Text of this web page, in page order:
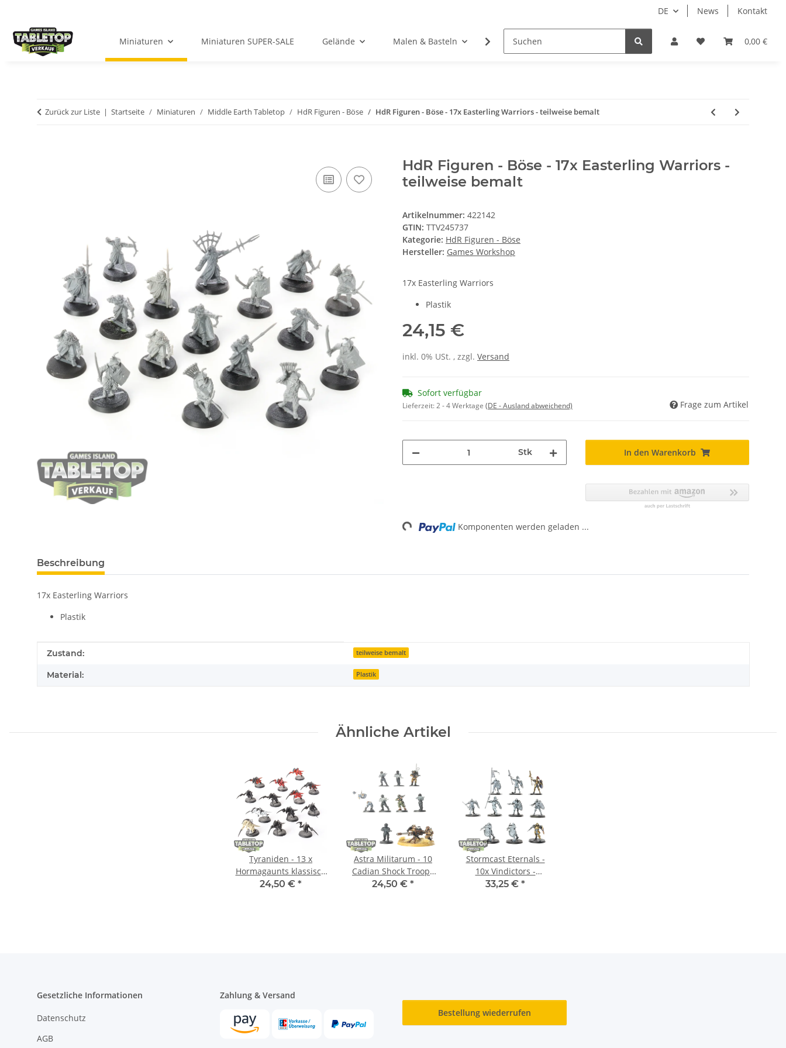
DE News Kontakt
0,00 €
Miniaturen Miniaturen SUPER-SALE Gelände Malen & Basteln Rollenspiele Tabletop Zubehör Hersteller
Zurück zur Liste Startseite Miniaturen Middle Earth Tabletop HdR Figuren - Böse HdR Figuren - Böse - 17x Easterling Warriors - teilweise bemalt
HdR Figuren - Böse - 17x Easterling Warriors -
teilweise bemalt
Artikelnummer: 422142
GTIN: TTV245737
Kategorie: HdR Figuren - Böse
Hersteller: Games Workshop
17x Easterling Warriors
Plastik
24,15 €
inkl. 0% USt. , zzgl. Versand
Sofort verfügbar
Lieferzeit:2 - 4 Werktage (DE - Ausland abweichend) Frage zum Artikel
Stk In den Warenkorb
Loading... Komponenten werden geladen ...
Beschreibung
17x Easterling Warriors
Plastik
Produkteigenschaft
Wert
Zustand: teilweise bemalt
Material: Plastik
Ähnliche Artikel
Tyraniden - 13 x
Hormagaunts klassisch
- teilweise bemalt
24,50 € *
Astra Militarum - 10
Cadian Shock Troops
classic - teilweise
24,50 € *
Stormcast Eternals -
10x Vindictors -
teilweise bemalt
33,25 € *
Gesetzliche Informationen
Datenschutz
AGB
Zahlung & Versand
Bestellung wiederrufen